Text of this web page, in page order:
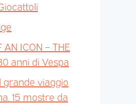
AN ICON – THE
anni di Vespa
grande viaggio
15 mostre da